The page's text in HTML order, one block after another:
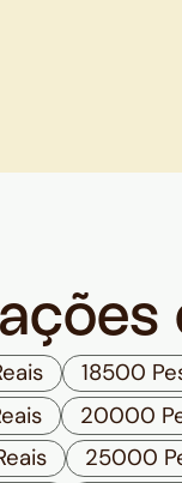
18500
20000
25000